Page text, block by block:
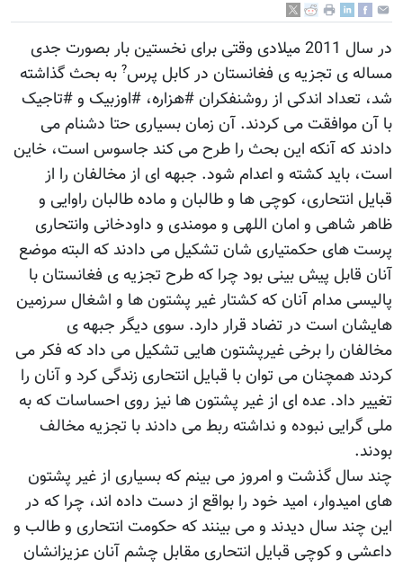
در سال 2011 میلادی وقتی برای نخستین بار بصورت جدی
مساله ی تجزیه ی فغانستان در کابل پرس? به بحث گذاشته
شد، تعداد اندکی از روشنفکران #هزاره، #اوزبیک و #تاجیک
با آن موافقت می کردند. آن زمان بسیاری حتا دشنام می
دادند که آنکه این بحث را طرح می کند جاسوس است، خاین
است، باید کشته و اعدام شود. جبهه ای از مخالفان را از
قبایل انتحاری، کوچی ها و طالبان و ماده طالبان راوایی و
ظاهر شاهی و امان اللهی و مومندی و داودخانی وانتحاری
پرست های حکمتیاری شان تشکیل می دادند که البته موضع
آنان قابل پیش بینی بود چرا که طرح تجزیه ی فغانستان با
پالیسی مدام آنان که کشتار غیر پشتون ها و اشغال سرزمین
هایشان است در تضاد قرار دارد. سوی دیگر جبهه ی
مخالفان را برخی غیرپشتون هایی تشکیل می داد که فکر می
کردند همچنان می توان با قبایل انتحاری زندگی کرد و آنان را
تغییر داد. عده ای از غیر پشتون ها نیز روی احساسات که به
ملی گرایی نبوده و نداشته ربط می دادند با تجزیه مخالف
بودند.
چند سال گذشت و امروز می بینم که بسیاری از غیر پشتون
های امیدوار، امید خود را بواقع از دست داده اند، چرا که در
این چند سال دیدند و می بینند که حکومت انتحاری و طالب و
داعشی و کوچی قبایل انتحاری مقابل چشم آنان عزیزانشان